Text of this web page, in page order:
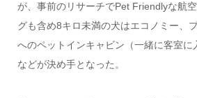
が、事前のリサーチでPet Friendlyな航
グも含め8キロ未満の犬はエコノミー、
へのペットインキャビン（一緒に客室に
などが決め手となった。